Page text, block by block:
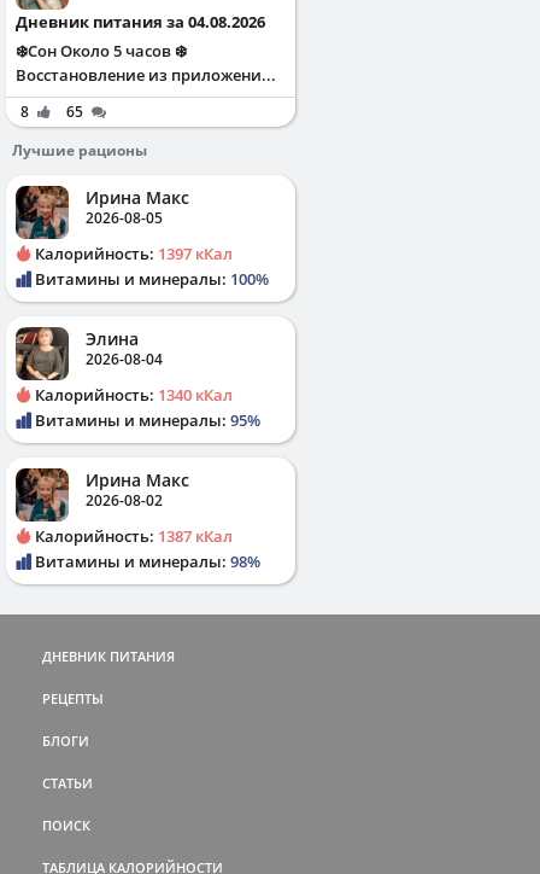
Дневник питания за 04.08.2026
❄️Сон Около 5 часов ❄️
Восстановление из приложени...
8
65
Лучшие рационы
Ирина Макс
2026-08-05
Калорийность: 1397 кКал
Витамины и минералы: 100%
Элина
2026-08-04
Калорийность: 1340 кКал
Витамины и минералы: 95%
Ирина Макс
2026-08-02
Калорийность: 1387 кКал
Витамины и минералы: 98%
ДНЕВНИК ПИТАНИЯ
РЕЦЕПТЫ
БЛОГИ
СТАТЬИ
ПОИСК
ТАБЛИЦА КАЛОРИЙНОСТИ